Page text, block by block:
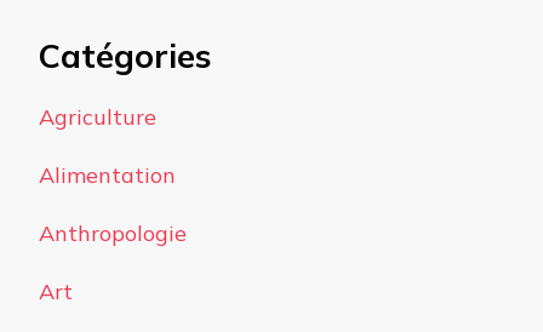
Catégories
Agriculture
Alimentation
Anthropologie
Art